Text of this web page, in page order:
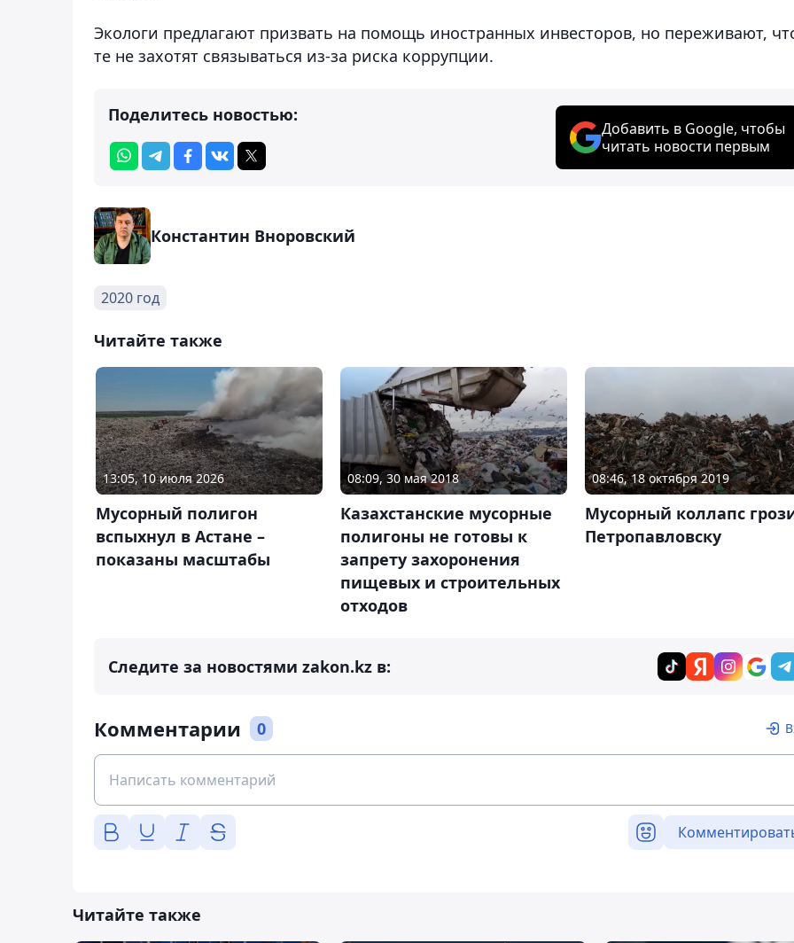
Экологи предлагают призвать на помощь иностранных инвесторов, но переживают,
те не захотят связываться из-за риска коррупции.
Поделитесь новостью:
Добавить в Google, чтобы
читать новости первым
Константин Вноровский
2020 год
Читайте также
13:05, 10 июля 2026
Мусорный полигон
вспыхнул в Астане –
показаны масштабы
08:09, 30 мая 2018
Казахстанские мусорные
полигоны не готовы к
запрету захоронения
пищевых и строительных
отходов
08:46, 18 октября 2019
Мусорный коллапс
Петропавловску
Следите за новостями zakon.kz в:
Комментарии 0
Читайте также